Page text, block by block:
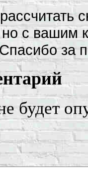
с вашим
за
будет